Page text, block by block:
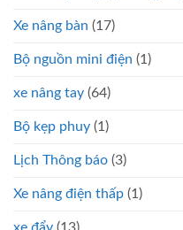
Xe nâng bàn (17)
Bộ nguồn mini điện (1)
xe nâng tay (64)
Bộ kẹp phuy (1)
Lịch Thông báo (3)
Xe nâng điện thấp (1)
xe đẩy (13)